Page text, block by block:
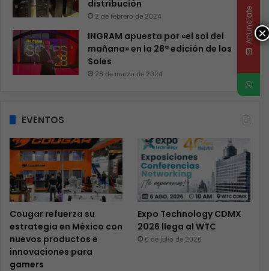
distribución
2 de febrero de 2024
INGRAM apuesta por «el sol del
mañana» en la 28ª edición de los
Soles
26 de marzo de 2024
EVENTOS
Cougar refuerza su
estrategia en México con
nuevos productos e
innovaciones para
gamers
Expo Technology CDMX
2026 llega al WTC
6 de julio de 2026
×
Anunciate